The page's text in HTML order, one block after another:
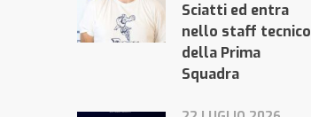
Sciatti ed entra
nello staff tecnico
della Prima
Squadra